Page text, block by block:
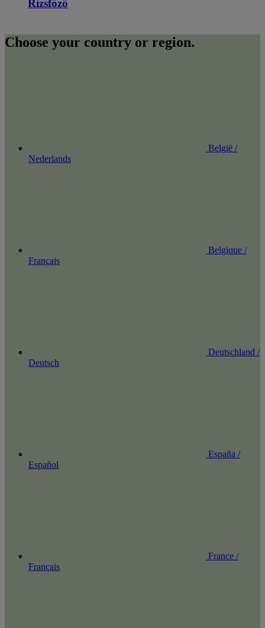
Rizsfőző
Choose your country or region.
België /
Nederlands
Belgique /
Français
Deutschland /
Deutsch
España /
Español
France /
Français